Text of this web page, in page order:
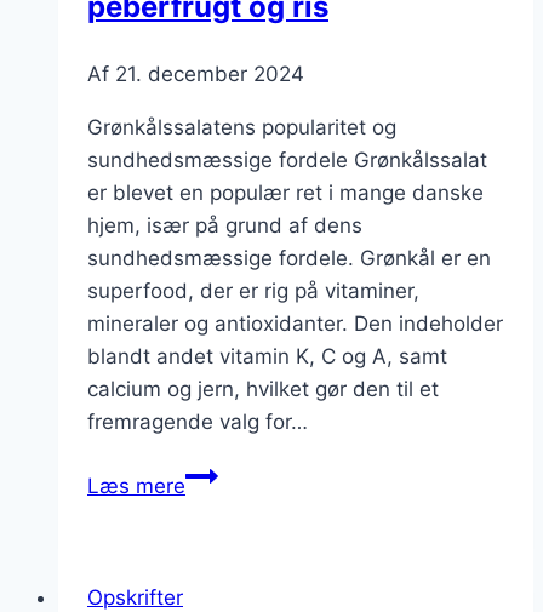
peberfrugt og ris
Af 21. december 2024
Grønkålssalatens popularitet og
sundhedsmæssige fordele Grønkålssalat
er blevet en populær ret i mange danske
hjem, især på grund af dens
sundhedsmæssige fordele. Grønkål er en
superfood, der er rig på vitaminer,
mineraler og antioxidanter. Den indeholder
blandt andet vitamin K, C og A, samt
calcium og jern, hvilket gør den til et
fremragende valg for…
Læs mereGrønkålssalat
Opskrifter